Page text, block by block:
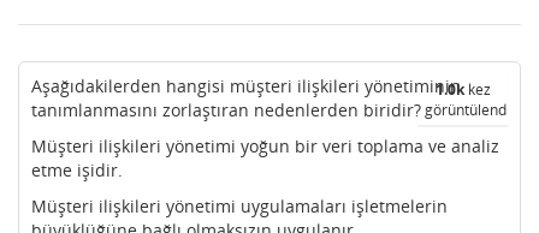
1.0kkez
görüntülendi
Aşağıdakilerden hangisi müşteri ilişkileri yönetiminin
tanımlanmasını zorlaştıran nedenlerden biridir?
Müşteri ilişkileri yönetimi yoğun bir veri toplama ve analiz
etme işidir.
Müşteri ilişkileri yönetimi uygulamaları işletmelerin